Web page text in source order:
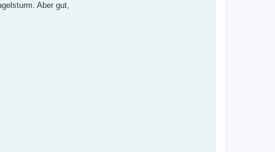
Aber gut,